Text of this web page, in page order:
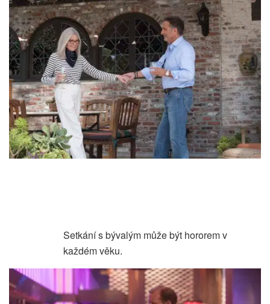
Setkání s bývalým může být hororem v
každém věku.